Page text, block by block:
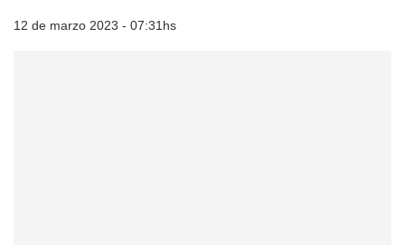
12 de marzo 2023 - 07:31hs